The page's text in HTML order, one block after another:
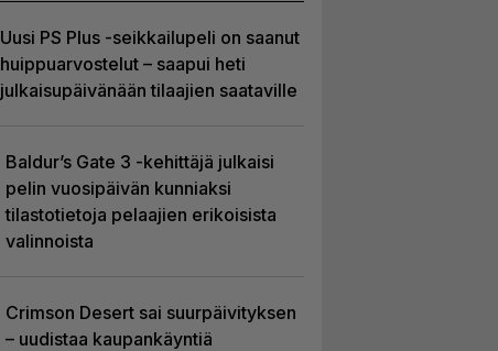
Uusi PS Plus -seikkailupeli on saanut
huippuarvostelut – saapui heti
julkaisupäivänään tilaajien saataville
Baldur’s Gate 3 -kehittäjä julkaisi
pelin vuosipäivän kunniaksi
tilastotietoja pelaajien erikoisista
valinnoista
Crimson Desert sai suurpäivityksen
– uudistaa kaupankäyntiä